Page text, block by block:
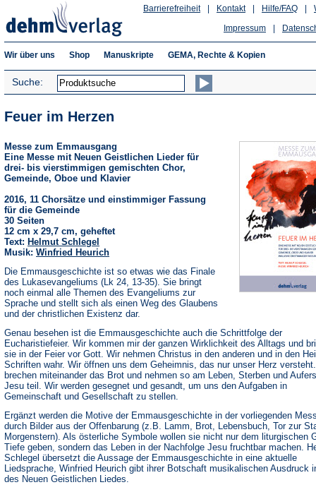
Hilfe/FAQ
Kontakt
Barrierefreiheit
Impressum
Wir über uns Shop Manuskripte GEMA, Rechte & Kopien
Suche:
Feuer im Herzen
Messe zum Emmausgang
Eine Messe mit Neuen Geistlichen Lieder für
drei- bis vierstimmigen gemischten Chor,
Gemeinde, Oboe und Klavier
2016, 11 Chorsätze und einstimmiger Fassung
für die Gemeinde
30 Seiten
12 cm x 29,7 cm, geheftet
Text: Helmut Schlegel
Musik: Winfried Heurich
Die Emmausgeschichte ist so etwas wie das Finale
des Lukasevangeliums (Lk 24, 13-35). Sie bringt
noch einmal alle Themen des Evangeliums zur
Sprache und stellt sich als einen Weg des Glaubens
und der christlichen Existenz dar.
Genau besehen ist die Emmausgeschichte auch die Schrittfolge der
Eucharistiefeier. Wir kommen mir der ganzen Wirklichkeit des Alltags und
sie in der Feier vor Gott. Wir nehmen Christus in den anderen und in den
Schriften wahr. Wir öffnen uns dem Geheimnis, das nur unser Herz
brechen miteinander das Brot und nehmen so am Leben, Sterben und
Jesu teil. Wir werden gesegnet und gesandt, um uns den Aufgaben in
Gemeinschaft und Gesellschaft zu stellen.
Ergänzt werden die Motive der Emmausgeschichte in der vorliegenden
durch Bilder aus der Offenbarung (z.B. Lamm, Brot, Lebensbuch, Tor zur
Morgenstern). Als österliche Symbole wollen sie nicht nur dem liturgischen
Tiefe geben, sondern das Leben in der Nachfolge Jesu fruchtbar machen.
Schlegel übersetzt die Aussage der Emmausgeschichte in eine aktuelle
Liedsprache, Winfried Heurich gibt ihrer Botschaft musikalischen Ausdruck
des Neuen Geistlichen Liedes.